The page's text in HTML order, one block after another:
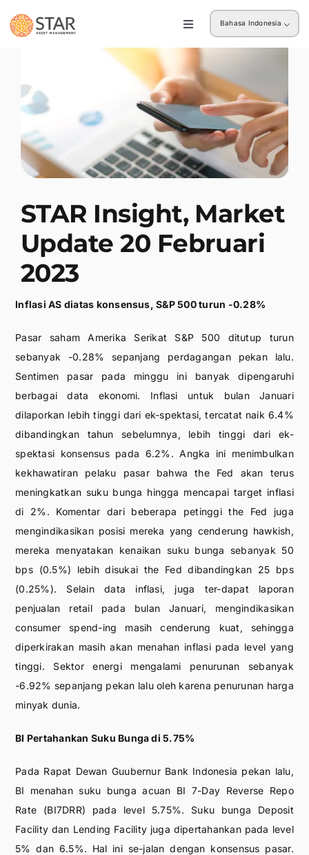
to
Toggle
Institusi
Bahasa Indonesia
STAR Insight, Market
Update 20 Februari
2023
Inflasi AS diatas konsensus, S&P 500 turun -0.28%
Pasar saham Amerika Serikat S&P 500 ditutup turun
sebanyak -0.28% sepanjang perdagangan pekan lalu.
Sentimen pasar pada minggu ini banyak dipengaruhi
berbagai data ekonomi. Inflasi untuk bulan Januari
dilaporkan lebih tinggi dari ek-spektasi, tercatat naik 6.4%
dibandingkan tahun sebelumnya, lebih tinggi dari ek-
spektasi konsensus pada 6.2%. Angka ini menimbulkan
kekhawatiran pelaku pasar bahwa the Fed akan terus
meningkatkan suku bunga hingga mencapai target inflasi
di 2%. Komentar dari beberapa petinggi the Fed juga
mengindikasikan posisi mereka yang cenderung hawkish,
mereka menyatakan kenaikan suku bunga sebanyak 50
bps (0.5%) lebih disukai the Fed dibandingkan 25 bps
(0.25%). Selain data inflasi, juga ter-dapat laporan
penjualan retail pada bulan Januari, mengindikasikan
consumer spend-ing masih cenderung kuat, sehingga
diperkirakan masih akan menahan inflasi pada level yang
tinggi. Sektor energi mengalami penurunan sebanyak
-6.92% sepanjang pekan lalu oleh karena penurunan harga
minyak dunia.
BI Pertahankan Suku Bunga di 5.75%
Pada Rapat Dewan Guubernur Bank Indonesia pekan lalu,
BI menahan suku bunga acuan BI 7-Day Reverse Repo
Rate (BI7DRR) pada level 5.75%. Suku bunga Deposit
Facility dan Lending Facility juga dipertahankan pada level
5% dan 6.5%. Hal ini se-jalan dengan konsensus pasar.